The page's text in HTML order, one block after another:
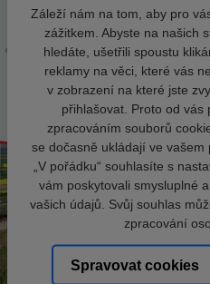
Záleží nám na tom, aby pro
zážitkem. Abyste na našich
hledáte, ušetřili spoustu
reklamy na věci, které vás
v zobrazení na které jste
přihlašovat. Proto od vás
zpracováním souborů
se dočasně ukládají ve
„V pořádku“ souhlasíte s
vám poskytovali smysluplné
vašich údajů. Svůj souhlas
zpracování
Spravovat cookies